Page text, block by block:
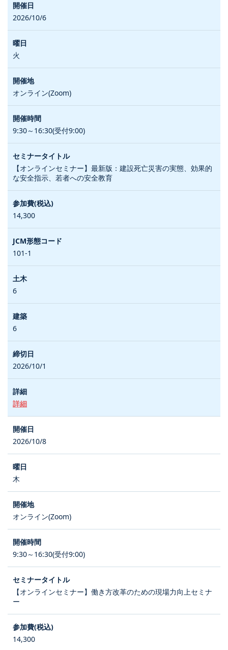
2026/10/6
火
オンライン(Zoom)
9:30～16:30(受付9:00)
【オンラインセミナー】最新版：建設死亡災害の実態、効果的
な安全指示、若者への安全教育
14,300
101-1
6
6
2026/10/1
詳細
2026/10/8
木
オンライン(Zoom)
9:30～16:30(受付9:00)
【オンラインセミナー】働き方改革のための現場力向上セミナ
ー
14,300